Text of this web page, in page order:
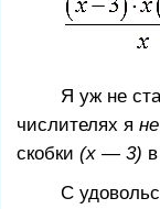
Я уж не стал
числителях я
скобки (х — 3)
С